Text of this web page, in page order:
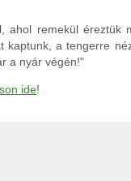
ahol remekül éreztük
kaptunk, a tengerre
a nyár végén!"
ide!